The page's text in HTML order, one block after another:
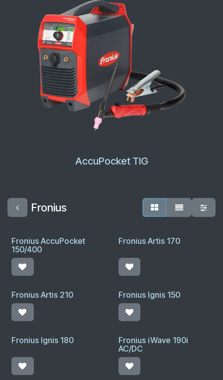
AccuPocket TIG
Fronius
Fronius AccuPocket
150/400
Fronius Artis 170
Fronius Artis 210 Fronius Ignis 150
Fronius Ignis 180
Fronius iWave 190i
AC/DC